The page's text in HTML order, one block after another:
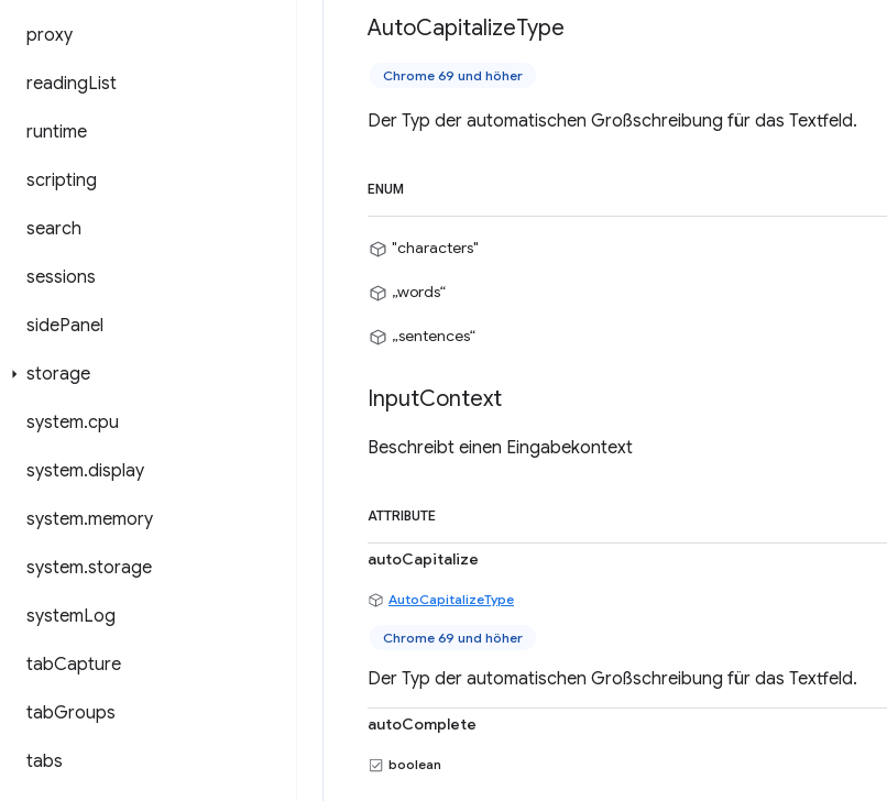
proxy
readingList
runtime
scripting
search
sessions
sidePanel
storage
system.cpu
system.display
system.memory
system.storage
systemLog
tabCapture
tabGroups
tabs
AutoCapitalizeType
Chrome 69 und höher
Der Typ der automatischen Großschreibung für das Textfeld.
ENUM
"characters"
„words“
„sentences“
InputContext
Beschreibt einen Eingabekontext
ATTRIBUTE
autoCapitalize
AutoCapitalizeType
Chrome 69 und höher
Der Typ der automatischen Großschreibung für das Textfeld.
autoComplete
boolean